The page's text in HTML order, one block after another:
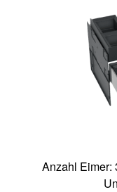
Anzahl Eimer: